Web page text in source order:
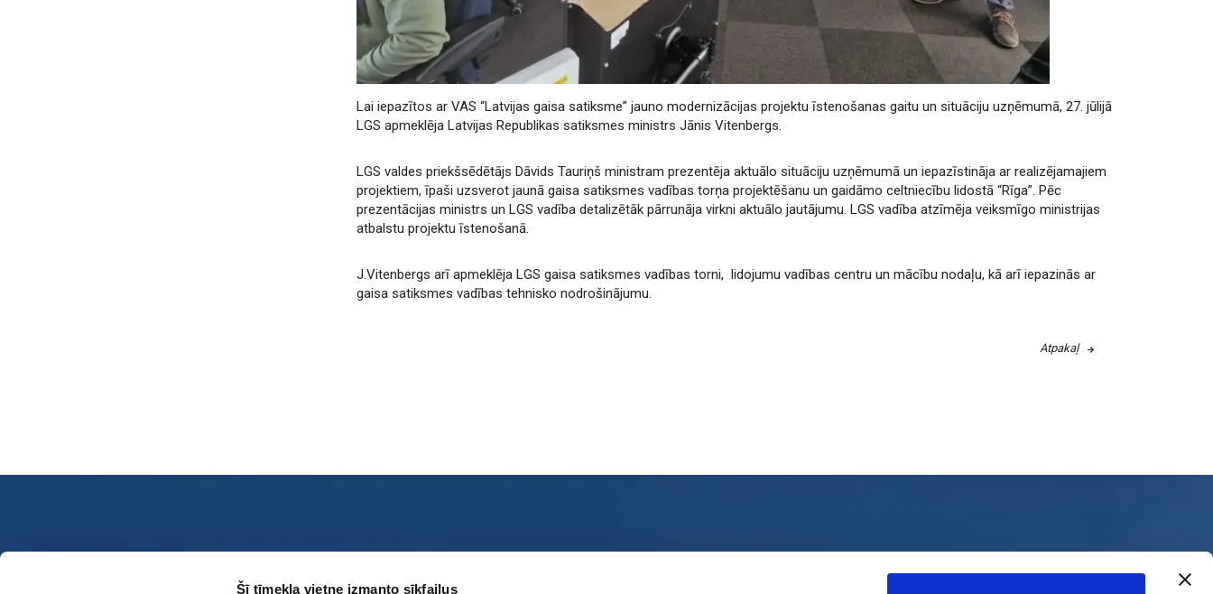
Šī tīmekļa vietne izmanto sīkfailus
Lai iepazītos ar VAS “Latvijas gaisa satiksme” jauno modernizācijas projektu īstenošanas gaitu un situāciju uzņēmumā, 27. jūlijā
LGS apmeklēja Latvijas Republikas satiksmes ministrs Jānis Vitenbergs.
LGS valdes priekšsēdētājs Dāvids Tauriņš ministram prezentēja aktuālo situāciju uzņēmumā un iepazīstināja ar realizējamajiem
projektiem, īpaši uzsverot jaunā gaisa satiksmes vadības torņa projektēšanu un gaidāmo celtniecību lidostā “Rīga”. Pēc
prezentācijas ministrs un LGS vadība detalizētāk pārrunāja virkni aktuālo jautājumu. LGS vadība atzīmēja veiksmīgo ministrijas
atbalstu projektu īstenošanā.
J.Vitenbergs arī apmeklēja LGS gaisa satiksmes vadības torni, lidojumu vadības centru un mācību nodaļu, kā arī iepazinās ar
gaisa satiksmes vadības tehnisko nodrošinājumu.
Atpakaļ
Sadarbība